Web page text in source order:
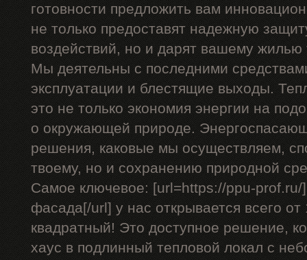
готовности предложить вам
не только предоставят надежную
воздействий, но и дарят вашему
Мы деятельны с последними
эксплуатации и блестящие выходы.
это не только экономия энергии на
о окружающей природе.
решения, каковые мы осуществляем,
твоему, но и сохранению природной
Самое ключевое: [url=https://ppu-prof.ru/
фасада[/url] у нас открывается всего
квадратный! Это доступное решение,
хаус в подлинный тепловой локал с